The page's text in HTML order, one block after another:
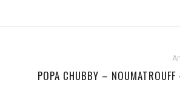
POPA CHUBBY –